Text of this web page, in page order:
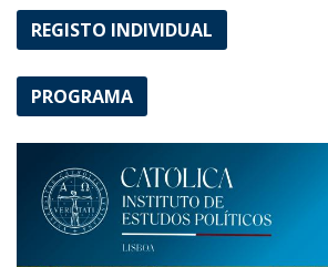
REGISTO INDIVIDUAL
PROGRAMA